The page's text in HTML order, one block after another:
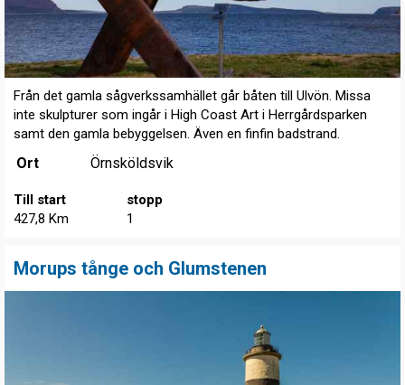
Från det gamla sågverkssamhället går båten till Ulvön. Missa
inte skulpturer som ingår i High Coast Art i Herrgårdsparken
samt den gamla bebyggelsen. Även en finfin badstrand.
Ort Örnsköldsvik
Till start
427,8 Km
stopp
1
Morups tånge och Glumstenen